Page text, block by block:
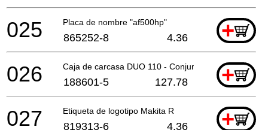
Placa de nombre "af500hp" +
025 865252-8 4.36
Caja de carcasa DUO 110 - Conjunto +
026 188601-5 127.78
Etiqueta de logotipo Makita R +
027 819313-6 4.36